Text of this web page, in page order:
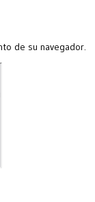
de su navegador.